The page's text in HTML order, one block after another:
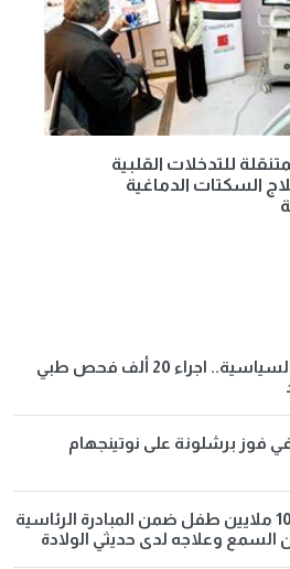
للتدخلات القلبية
السكتات الدماغية
تنفيذا لتوجيهات القيادة السياسية.. اجراء 20 ألف فحص طبي
فوز برشلونة على نوتينجهام
الصحة»: فحص أكثر من 10 ملايين طفل ضمن المبادرة الرئاسية
وعلاجه لدى حديثي الولادة